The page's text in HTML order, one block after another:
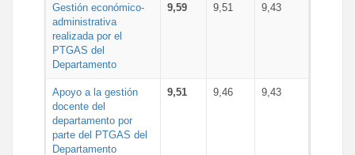
Gestión económico-
administrativa
realizada por el
PTGAS del
Departamento
9,59 9,51 9,43
Apoyo a la gestión
docente del
departamento por
parte del PTGAS del
Departamento
9,51 9,46 9,43